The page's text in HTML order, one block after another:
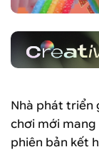
Nhà phát triển
chơi mới mang
phiên bản kết